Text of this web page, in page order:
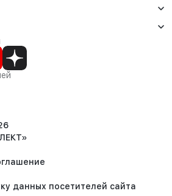
(МСК)
данных посетителей сайта